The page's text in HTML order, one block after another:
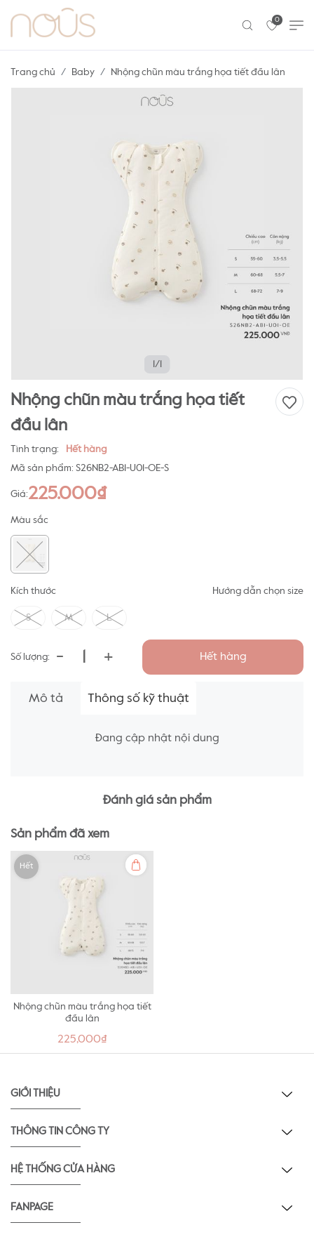
0
Trang chủ Baby Nhộng chũn màu trắng họa tiết đầu lân
1/1
Nhộng chũn màu trắng họa tiết
đầu lân
Tình trạng:
Hết hàng
Mã sản phẩm: S26NB2-AB1-U01-OE-S
Giá:225.000₫
Màu sắc
Kích thước Hướng dẫn chọn size
S M L
Số lượng: - + Hết hàng
Mô tả Thông số kỹ thuật
Đang cập nhật nội dung
Đánh giá sản phẩm
Sản phẩm đã xem
Hết
Nhộng chũn màu trắng họa tiết
đầu lân
225,000₫
GIỚI THIỆU
THÔNG TIN CÔNG TY
HỆ THỐNG CỬA HÀNG
FANPAGE